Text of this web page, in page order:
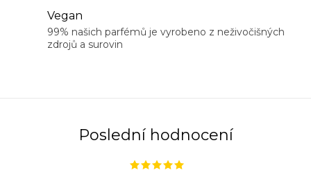
Vegan
99% našich parfémů je vyrobeno z neživočišných
zdrojů a surovin
Poslední hodnocení